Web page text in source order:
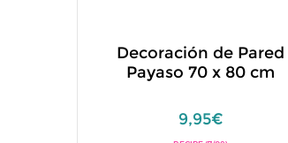
Decoración de Pared
Payaso 70 x 80 cm
9,95€